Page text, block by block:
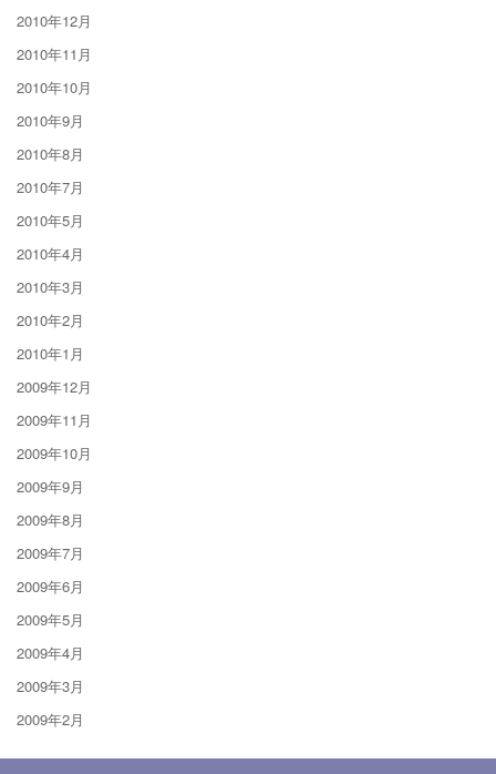
2010年12月
2010年11月
2010年10月
2010年9月
2010年8月
2010年7月
2010年5月
2010年4月
2010年3月
2010年2月
2010年1月
2009年12月
2009年11月
2009年10月
2009年9月
2009年8月
2009年7月
2009年6月
2009年5月
2009年4月
2009年3月
2009年2月